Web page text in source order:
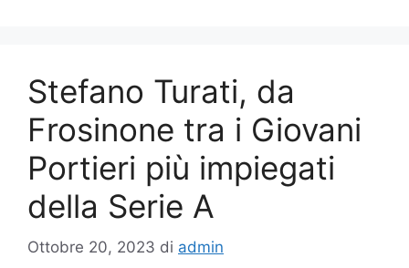
Stefano Turati, da
Frosinone tra i Giovani
Portieri più impiegati
della Serie A
Ottobre 20, 2023 di admin